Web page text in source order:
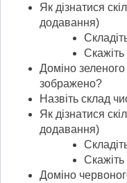
Як дізнатися
додавання)
Скажіть
Доміно зеленого
зображено?
Назвіть склад
Як дізнатися
додавання)
Скажіть
Доміно